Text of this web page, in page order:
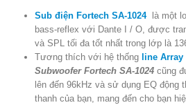
Sub điện Fortech SA-1024là một
bass-reflex với Dante I / O, được
và SPL tối đa tốt nhất trong lớp là
Tương thích với hệ thống line
Subwoofer Fortech SA-1024cũng
lên đến 96kHz và sử dụng EQ động
thanh của bạn, mang đến cho bạn